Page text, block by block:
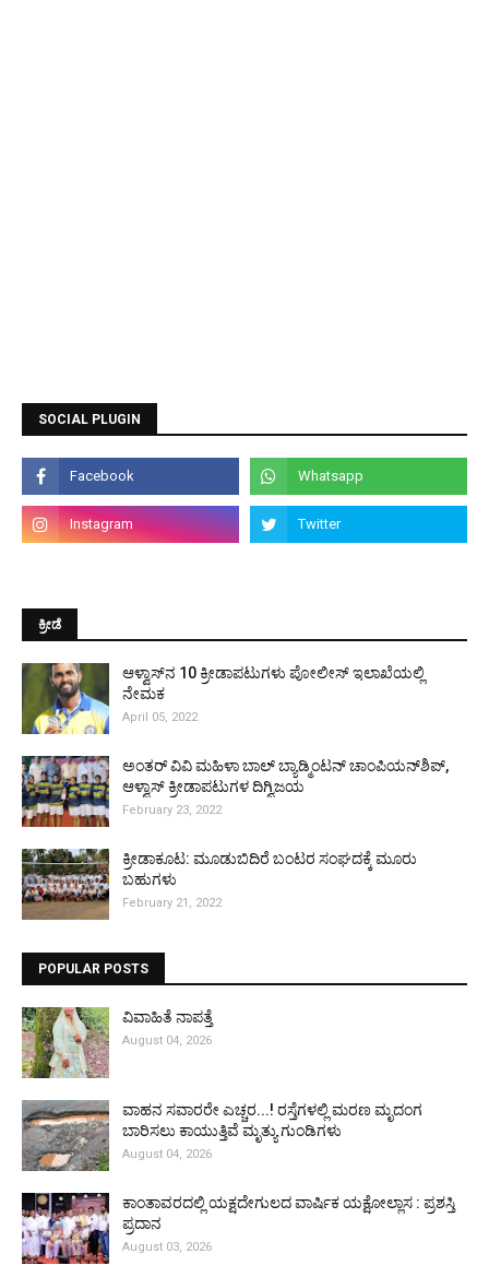
SOCIAL PLUGIN
ಕ್ರೀಡೆ
ಆಳ್ವಾಸ್‌ನ 10 ಕ್ರೀಡಾಪಟುಗಳು ಪೋಲೀಸ್ ಇಲಾಖೆಯಲ್ಲಿ
ನೇಮಕ
April 05, 2022
ಅಂತರ್ ವಿವಿ ಮಹಿಳಾ ಬಾಲ್ ಬ್ಯಾಡ್ಮಿಂಟನ್ ಚಾಂಪಿಯನ್‌ಶಿಪ್,
ಆಳ್ವಾಸ್ ಕ್ರೀಡಾಪಟುಗಳ ದಿಗ್ವಿಜಯ
February 23, 2022
ಕ್ರೀಡಾಕೂಟ: ಮೂಡುಬಿದಿರೆ ಬಂಟರ ಸಂಘದಕ್ಕೆ ಮೂರು
ಬಹುಗಳು
February 21, 2022
POPULAR POSTS
ವಿವಾಹಿತೆ ನಾಪತ್ತೆ
August 04, 2026
ವಾಹನ ಸವಾರರೇ ಎಚ್ಚರ...! ರಸ್ತೆಗಳಲ್ಲಿ ಮರಣ ಮೃದಂಗ
ಬಾರಿಸಲು ಕಾಯುತ್ತಿವೆ ಮೃತ್ಯು ಗುಂಡಿಗಳು
August 04, 2026
ಕಾಂತಾವರದಲ್ಲಿ ಯಕ್ಷದೇಗುಲದ ವಾರ್ಷಿಕ ಯಕ್ಷೋಲ್ಲಾಸ : ಪ್ರಶಸ್ತಿ
ಪ್ರದಾನ
August 03, 2026